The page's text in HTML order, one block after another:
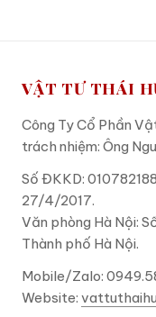
VẬT TƯ THÁI
Công Ty Cổ Phần
trách nhiệm: Ông
Số ĐKKD:
27/4/2017.
Văn phòng Hà Nội:
Thành phố Hà Nội.
Mobile/Zalo:
Website: